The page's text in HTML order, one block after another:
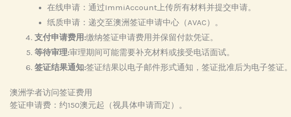
在线申请：通过ImmiAccount上传所有材料并提交申请。
纸质申请：递交至澳洲签证申请中心（AVAC）。
支付申请费用:缴纳签证申请费用并保留付款凭证。
等待审理:审理期间可能需要补充材料或接受电话面试。
签证结果通知:签证结果以电子邮件形式通知，签证批准后为电子签证。
澳洲学者访问签证费用
签证申请费：约150澳元起（视具体申请而定）。